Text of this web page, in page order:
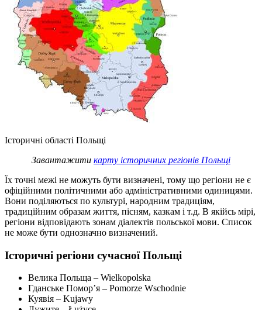
Історичні області Польщі
Завантажити карту історичних регіонів Польщі
Їх точні межі не можуть бути визначені, тому що регіони не є
офіційними політичними або адміністративними одиницями.
Вони поділяються по культурі, народним традиціям,
традиційним образам життя, пісням, казкам і т.д. В якійсь мірі,
регіони відповідають зонам діалектів польської мови. Список
не може бути однозначно визначений.
Історичні регіони сучасної Польщі
Велика Польща – Wielkopolska
Гданське Помор’я – Pomorze Wschodnie
Куявія – Kujawy